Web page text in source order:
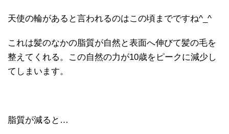
天使の輪があると言われるのはこの頃までですね^_^
これは髪のなかの脂質が自然と表面へ伸びて髪の毛を
整えてくれる。この自然の力が10歳をピークに減少し
てしまいます。
脂質が減ると…